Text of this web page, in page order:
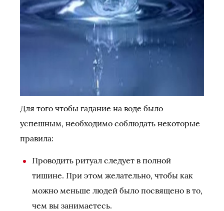
Для того чтобы гадание на воде было
успешным, необходимо соблюдать некоторые
правила:
Проводить ритуал следует в полной
тишине. При этом желательно, чтобы как
можно меньше людей было посвящено в то,
чем вы занимаетесь.